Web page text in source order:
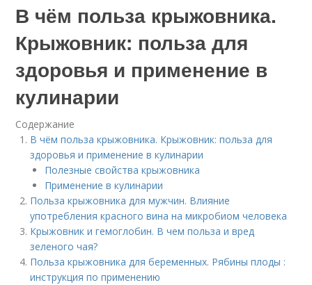
В чём польза крыжовника.
Крыжовник: польза для
здоровья и применение в
кулинарии
Содержание
В чём польза крыжовника. Крыжовник: польза для
здоровья и применение в кулинарии
Полезные свойства крыжовника
Применение в кулинарии
Польза крыжовника для мужчин. Влияние
употребления красного вина на микробиом человека
Крыжовник и гемоглобин. В чем польза и вред
зеленого чая?
Польза крыжовника для беременных. Рябины плоды :
инструкция по применению